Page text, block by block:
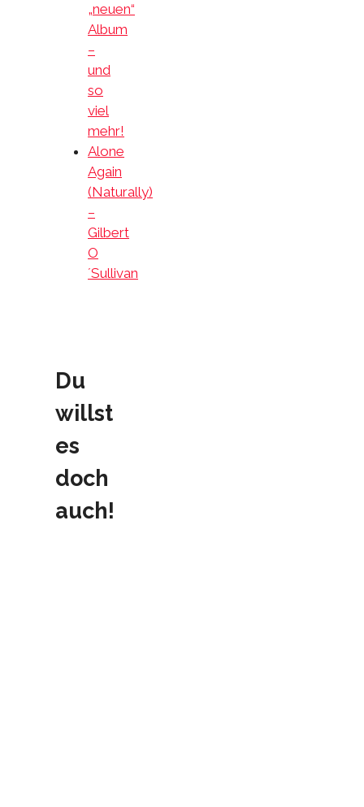
„neuen“
Album
–
und
so
viel
mehr!
Alone
Again
(Naturally)
–
Gilbert
O
´Sullivan
Du
willst
es
doch
auch!